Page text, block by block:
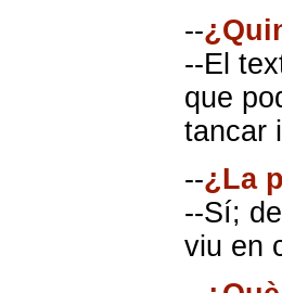
--
--El
que
tancar
--¿La
--Sí;
viu en